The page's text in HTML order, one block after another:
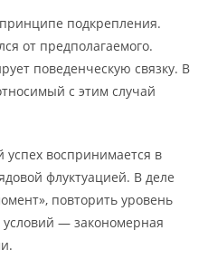
подкрепления.
от предполагаемого.
поведенческую связку. В
с этим случай
успех воспринимается в
флуктуацией. В деле
повторить уровень
условий — закономерная